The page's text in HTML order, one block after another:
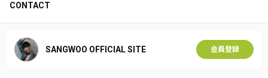
CONTACT
SANGWOO OFFICIAL SITE 会員登録